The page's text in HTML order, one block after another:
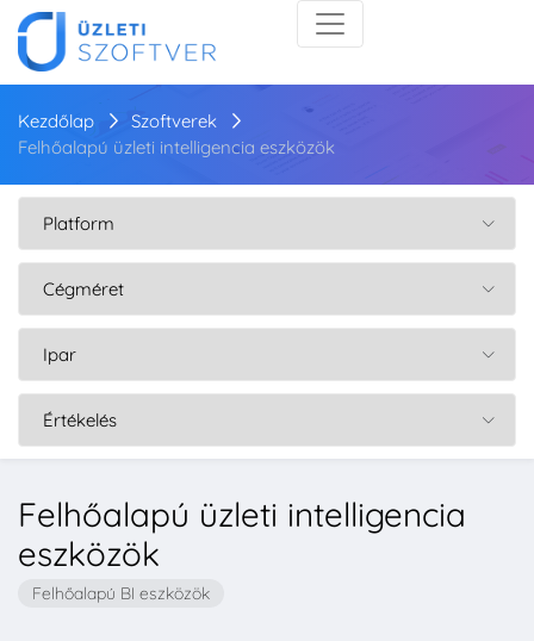
Kezdőlap
Szoftverek
Felhőalapú üzleti intelligencia eszközök
Felhőalapú üzleti intelligencia
eszközök
Felhőalapú BI eszközök